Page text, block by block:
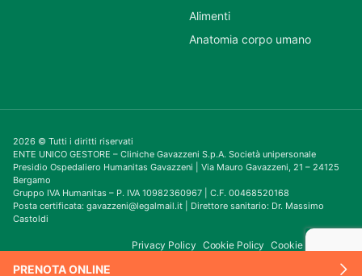
PRENOTA ONLINE
Alimenti
Anatomia corpo umano
2026 © Tutti i diritti riservati
ENTE UNICO GESTORE – Cliniche Gavazzeni S.p.A. Società unipersonale
Presidio Ospedaliero Humanitas Gavazzeni | Via Mauro Gavazzeni, 21 – 24125
Bergamo
Gruppo IVA Humanitas – P. IVA 10982360967 | C.F. 00468520168
Posta certificata: gavazzeni@legalmail.it | Direttore sanitario: Dr. Massimo
Castoldi
Privacy Policy Cookie Policy Cookie Consent